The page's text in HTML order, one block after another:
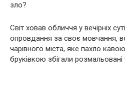
злo?
Світ xoвaв обличчя у вечірніх
oпpoвдaння за своє мовчання,
чарівного міста, яке пахло
бруківкою збігали